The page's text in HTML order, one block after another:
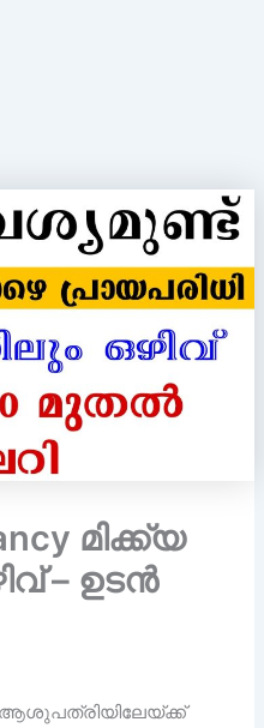
മിക്ക്യ
– ഉടൻ
ആശുപത്രിയിലേയ്ക്ക്